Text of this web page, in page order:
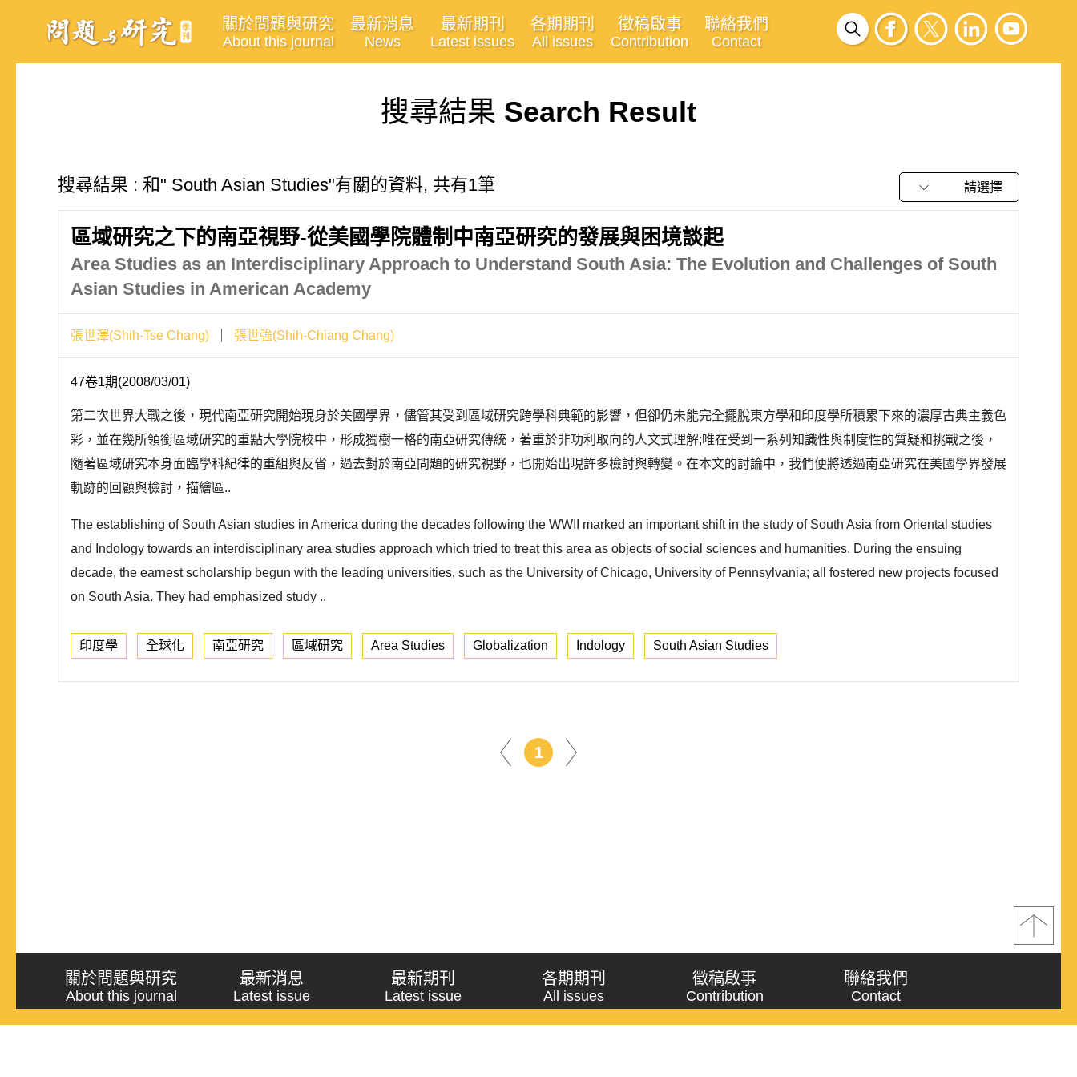
關於問題與研究
About this journal
最新消息
News
最新期刊
Latest issues
各期期刊
All issues
徵稿啟事
Contribution
聯絡我們
Contact
搜尋結果 Search Result
搜尋結果 : 和" South Asian Studies"有關的資料, 共有1筆 請選擇
區域研究之下的南亞視野-從美國學院體制中南亞研究的發展與困境談起
Area Studies as an Interdisciplinary Approach to Understand South Asia: The Evolution and Challenges of South
Asian Studies in American Academy
張世澤(Shih-Tse Chang) 張世強(Shih-Chiang Chang)
47卷1期(2008/03/01)
第二次世界大戰之後，現代南亞研究開始現身於美國學界，儘管其受到區域研究跨學科典範的影響，但卻仍未能完全擺脫東方學和印度學所積累下來的濃厚古典主義色
彩，並在幾所領銜區域研究的重點大學院校中，形成獨樹一格的南亞研究傳統，著重於非功利取向的人文式理解;唯在受到一系列知識性與制度性的質疑和挑戰之後，
隨著區域研究本身面臨學科紀律的重組與反省，過去對於南亞問題的研究視野，也開始出現許多檢討與轉變。在本文的討論中，我們便將透過南亞研究在美國學界發展
軌跡的回顧與檢討，描繪區..
The establishing of South Asian studies in America during the decades following the WWII marked an important shift in the study of South Asia from Oriental studies
and Indology towards an interdisciplinary area studies approach which tried to treat this area as objects of social sciences and humanities. During the ensuing
decade, the earnest scholarship begun with the leading universities, such as the University of Chicago, University of Pennsylvania; all fostered new projects focused
on South Asia. They had emphasized study ..
印度學 全球化 南亞研究 區域研究 Area Studies Globalization Indology South Asian Studies
1
關於問題與研究
About this journal
最新消息
Latest issue
最新期刊
Latest issue
各期期刊
All issues
徵稿啟事
Contribution
聯絡我們
Contact